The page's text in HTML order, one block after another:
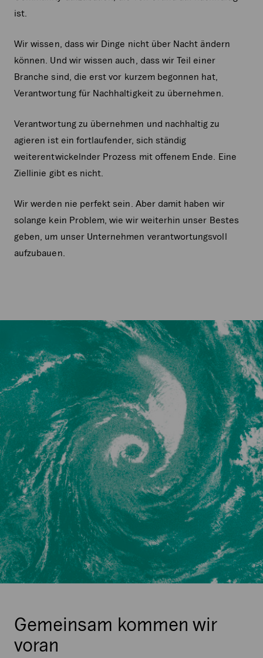
ist.
Wir wissen, dass wir Dinge nicht über Nacht ändern
können. Und wir wissen auch, dass wir Teil einer
Branche sind, die erst vor kurzem begonnen hat,
Verantwortung für Nachhaltigkeit zu übernehmen.
Verantwortung zu übernehmen und nachhaltig zu
agieren ist ein fortlaufender, sich ständig
weiterentwickelnder Prozess mit offenem Ende. Eine
Ziellinie gibt es nicht.
Wir werden nie perfekt sein. Aber damit haben wir
solange kein Problem, wie wir weiterhin unser Bestes
geben, um unser Unternehmen verantwortungsvoll
aufzubauen.
Gemeinsam kommen wir
voran